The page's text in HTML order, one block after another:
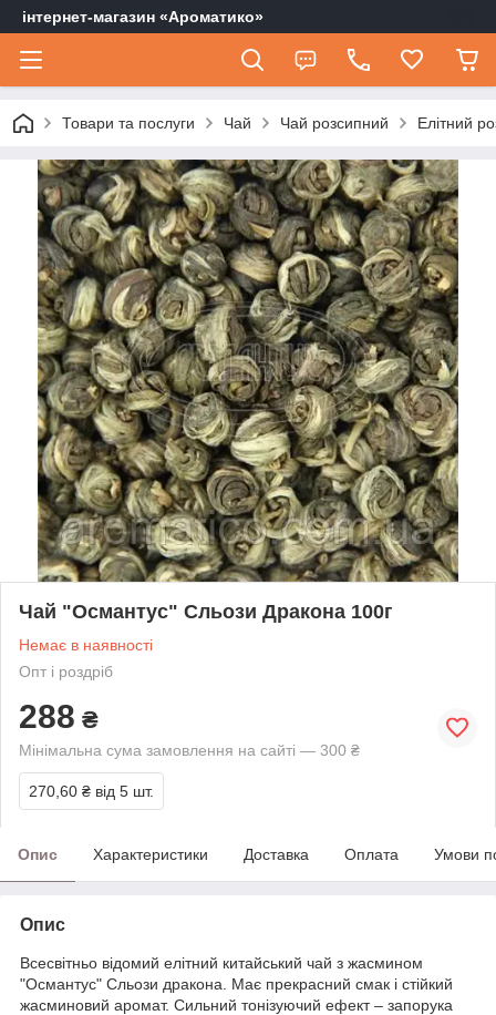
інтернет-магазин «Ароматико»
Товари та послуги Чай Чай розсипний Елітний
Чай "Османтус" Сльози Дракона 100г
Немає в наявності
Опт і роздріб
288 ₴
Мінімальна сума замовлення на сайті — 300 ₴
270,60 ₴ від 5 шт.
Опис Характеристики Доставка Оплата Умови
Опис
Всесвітньо відомий елітний китайський чай з жасмином
"Османтус" Сльози дракона. Має прекрасний смак і стійкий
жасминовий аромат. Сильний тонізуючий ефект – запорука